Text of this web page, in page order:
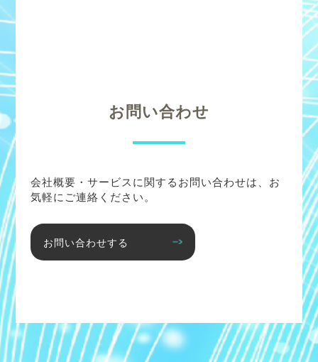
お問い合わせ
会社概要・サービスに関するお問い合わせは、お
気軽にご連絡ください。
お問い合わせする